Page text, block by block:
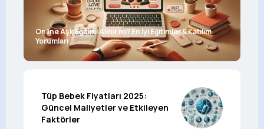
Online Aşk Eğitimi Alınır mı? En İyi Eğitimler & Katılım
Yorumları
Tüp Bebek Fiyatları 2025:
Güncel Maliyetler ve Etkileyen
Faktörler